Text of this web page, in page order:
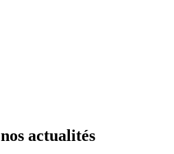
actualités